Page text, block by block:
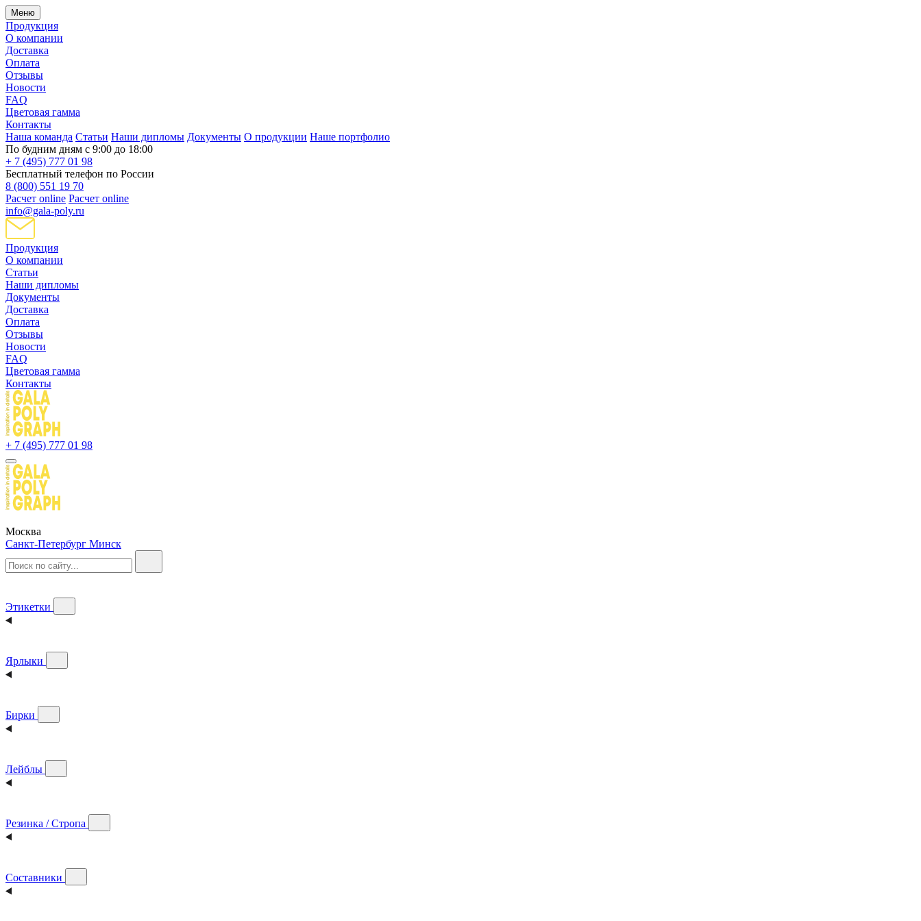
Меню
Продукция
О компании
Доставка
Оплата
Отзывы
Новости
FAQ
Цветовая гамма
Контакты
Наша команда Статьи Наши дипломы Документы О продукции Наше портфолио
По будним дням с 9:00 до 18:00
+ 7 (495) 777 01 98
Бесплатный телефон по России
8 (800) 551 19 70
Расчет online Расчет online
info@gala-poly.ru
Продукция
О компании
Статьи
Наши дипломы
Документы
Доставка
Оплата
Отзывы
Новости
FAQ
Цветовая гамма
Контакты
+ 7 (495) 777 01 98
Москва
Санкт-Петербург Минск
Этикетки
Ярлыки
Бирки
Лейблы
Резинка / Стропа
Составники